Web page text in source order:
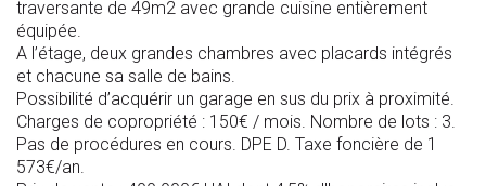
traversante de 49m2 avec grande cuisine entièrement
équipée.
A l’étage, deux grandes chambres avec placards intégrés
et chacune sa salle de bains.
Possibilité d’acquérir un garage en sus du prix à proximité.
Charges de copropriété : 150€ / mois. Nombre de lots : 3.
Pas de procédures en cours. DPE D. Taxe foncière de 1
573€/an.